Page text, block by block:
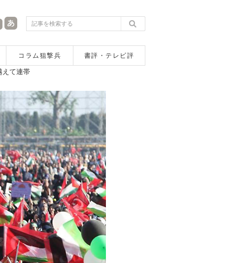
コラム狙撃兵 書評・テレビ評
て連帯